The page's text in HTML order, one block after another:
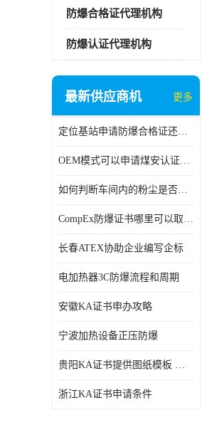
防爆合格证代理机构
防爆认证代理机构
最新供应商机 更多
定位基站申请防爆合格证还是防爆3C认证呢？
OEM模式可以申请煤安认证吗？
如何判断车间内的粉尘是否为爆炸性粉尘？
CompEx防爆证书哪里可以取得？
长春ATEX协助企业编写企标
电加热器3C防爆流程和周期
安徽KA证书申办攻略
宁波加热设备正压防爆
贵阳KA证书提供图纸模板 深圳中诺检测
浙江KA证书申请条件